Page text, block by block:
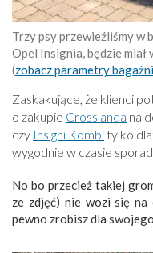
Trzy psy przewieźliśmy w
Opel Insignia, będzie
(zobacz parametry
Zaskakujące, że klienci
o zakupie Crosslanda na
czy Insigni Kombi tylko
wygodnie w czasie
No bo przecież takiej
ze zdjęć) nie wozi się na
pewno zrobisz dla